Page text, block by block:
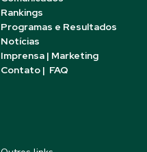
Rankings
Programas e Resultados
Notícias
Imprensa | Marketing
Contato | FAQ